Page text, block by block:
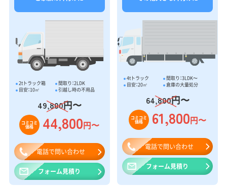
2tトラック箱
間取り：2LDK
目安：10㎥
引越し時の不用品
49,800円〜
コミコミ
価格 44,800円〜
電話で問い合わせ
フォーム見積り
4tトラック
間取り：3LDK〜
目安：20㎥
倉庫の大量処分
64,800円〜
コミコミ
価格 61,800円〜
電話で問い合わせ
フォーム見積り